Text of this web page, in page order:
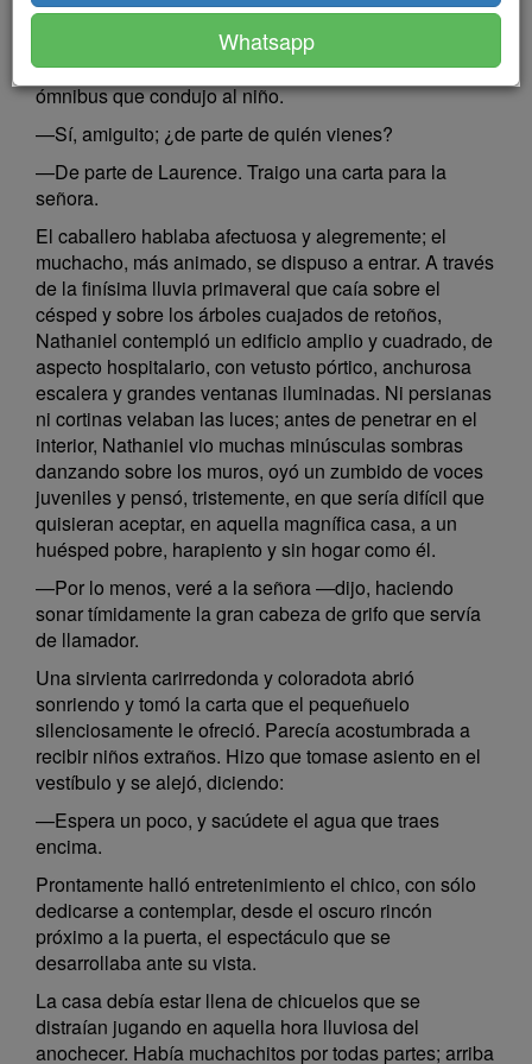
estoy en Plumfield…? —preguntó un muchacho
andrajoso, dirigiéndose al señor que había abierto la
gran puerta de la casa ante la cual se detuvo el
ómnibus que condujo al niño.
—Sí, amiguito; ¿de parte de quién vienes?
—De parte de Laurence. Traigo una carta para la
señora.
El caballero hablaba afectuosa y alegremente; el
muchacho, más animado, se dispuso a entrar. A través
de la finísima lluvia primaveral que caía sobre el
césped y sobre los árboles cuajados de retoños,
Nathaniel contempló un edificio amplio y cuadrado, de
aspecto hospitalario, con vetusto pórtico, anchurosa
escalera y grandes ventanas iluminadas. Ni persianas
ni cortinas velaban las luces; antes de penetrar en el
interior, Nathaniel vio muchas minúsculas sombras
danzando sobre los muros, oyó un zumbido de voces
juveniles y pensó, tristemente, en que sería difícil que
quisieran aceptar, en aquella magnífica casa, a un
huésped pobre, harapiento y sin hogar como él.
—Por lo menos, veré a la señora —dijo, haciendo
sonar tímidamente la gran cabeza de grifo que servía
de llamador.
Una sirvienta carirredonda y coloradota abrió
sonriendo y tomó la carta que el pequeñuelo
silenciosamente le ofreció. Parecía acostumbrada a
recibir niños extraños. Hizo que tomase asiento en el
vestíbulo y se alejó, diciendo:
—Espera un poco, y sacúdete el agua que traes
encima.
Prontamente halló entretenimiento el chico, con sólo
dedicarse a contemplar, desde el oscuro rincón
próximo a la puerta, el espectáculo que se
desarrollaba ante su vista.
La casa debía estar llena de chicuelos que se
distraían jugando en aquella hora lluviosa del
anochecer. Había muchachitos por todas partes; arriba
Whatsapp